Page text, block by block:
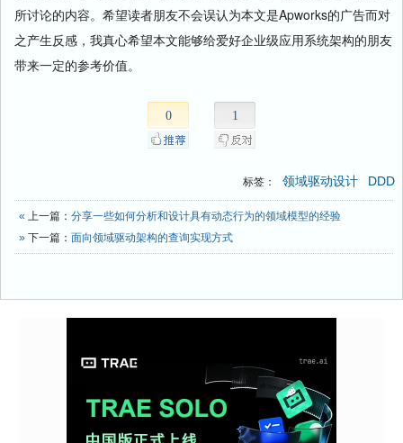
所讨论的内容。希望读者朋友不会误认为本文是Apworks的广告而对
之产生反感，我真心希望本文能够给爱好企业级应用系统架构的朋友
带来一定的参考价值。
0 1
标签： 领域驱动设计 DDD
« 上一篇： 分享一些如何分析和设计具有动态行为的领域模型的经验
» 下一篇： 面向领域驱动架构的查询实现方式